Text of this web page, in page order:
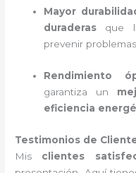
Mayor
duraderas que
prevenir
Rendimiento
garantiza un
eficiencia
Testimonios de
Mis clientes